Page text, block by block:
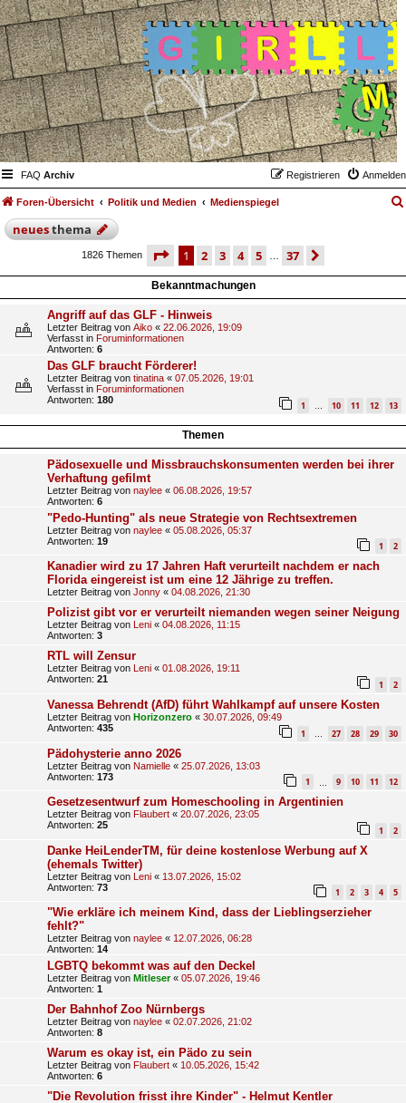
FAQ Archiv Anmelden
Registrieren
Foren-Übersicht Politik und Medien Medienspiegel
neuesthema
1826 Themen seite 1 von 37
1 2 3 4 5 37
Bekanntmachungen
Angriff auf das GLF - Hinweis
Letzter Beitrag von Aiko « 22.06.2026, 19:09
Verfasst in Foruminformationen
Antworten: 6
Das GLF braucht Förderer!
Letzter Beitrag von tinatina « 07.05.2026, 19:01
Verfasst in Foruminformationen
Antworten: 180 1 … 10 11 12 13
Themen
Pädosexuelle und Missbrauchskonsumenten werden bei ihrer
Verhaftung gefilmt
Letzter Beitrag von naylee « 06.08.2026, 19:57
Antworten: 6
"Pedo-Hunting" als neue Strategie von Rechtsextremen
Letzter Beitrag von naylee « 05.08.2026, 05:37
Antworten: 19 1 2
Kanadier wird zu 17 Jahren Haft verurteilt nachdem er nach
Florida eingereist ist um eine 12 Jährige zu treffen.
Letzter Beitrag von Jonny « 04.08.2026, 21:30
Polizist gibt vor er verurteilt niemanden wegen seiner Neigung
Letzter Beitrag von Leni « 04.08.2026, 11:15
Antworten: 3
RTL will Zensur
Letzter Beitrag von Leni « 01.08.2026, 19:11
Antworten: 21 1 2
Vanessa Behrendt (AfD) führt Wahlkampf auf unsere Kosten
Letzter Beitrag von Horizonzero « 30.07.2026, 09:49
Antworten: 435 1 … 27 28 29 30
Pädohysterie anno 2026
Letzter Beitrag von Namielle « 25.07.2026, 13:03
Antworten: 173 1 9 10 11 12
Gesetzesentwurf zum Homeschooling in Argentinien
Letzter Beitrag von Flaubert « 20.07.2026, 23:05
Antworten: 25 1 2
Danke HeiLenderTM, für deine kostenlose Werbung auf X
(ehemals Twitter)
Letzter Beitrag von Leni « 13.07.2026, 15:02
Antworten: 73 1 2 3 4 5
"Wie erkläre ich meinem Kind, dass der Lieblingserzieher
fehlt?"
Letzter Beitrag von naylee « 12.07.2026, 06:28
Antworten: 14
LGBTQ bekommt was auf den Deckel
Letzter Beitrag von Mitleser« 05.07.2026, 19:46
Antworten: 1
Der Bahnhof Zoo Nürnbergs
Letzter Beitrag von naylee « 02.07.2026, 21:02
Antworten: 8
Warum es okay ist, ein Pädo zu sein
Letzter Beitrag von Flaubert « 10.05.2026, 15:42
Antworten: 6
"Die Revolution frisst ihre Kinder" - Helmut Kentler